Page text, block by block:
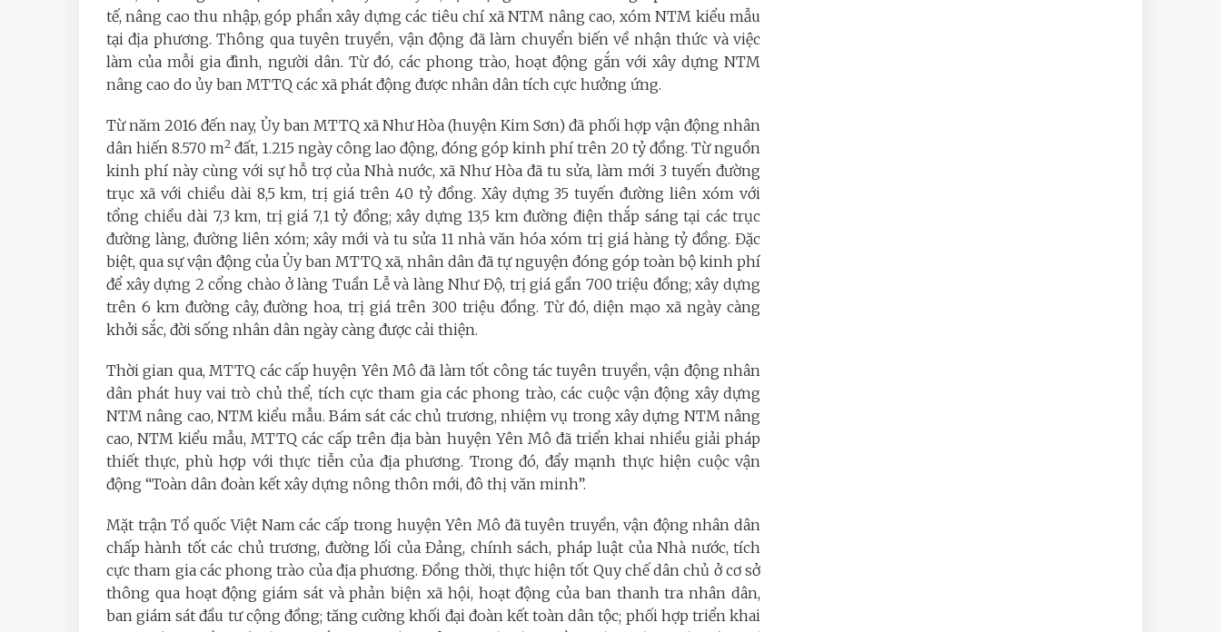
tế, nâng cao thu nhập, góp phần xây dựng các tiêu chí xã NTM nâng cao, xóm NTM kiểu mẫu
tại địa phương. Thông qua tuyên truyền, vận động đã làm chuyển biến về nhận thức và việc
làm của mỗi gia đình, người dân. Từ đó, các phong trào, hoạt động gắn với xây dựng NTM
nâng cao do ủy ban MTTQ các xã phát động được nhân dân tích cực hưởng ứng.
Từ năm 2016 đến nay, Ủy ban MTTQ xã Như Hòa (huyện Kim Sơn) đã phối hợp vận động nhân
dân hiến 8.570 m2 đất, 1.215 ngày công lao động, đóng góp kinh phí trên 20 tỷ đồng. Từ nguồn
kinh phí này cùng với sự hỗ trợ của Nhà nước, xã Như Hòa đã tu sửa, làm mới 3 tuyến đường
trục xã với chiều dài 8,5 km, trị giá trên 40 tỷ đồng. Xây dựng 35 tuyến đường liên xóm với
tổng chiều dài 7,3 km, trị giá 7,1 tỷ đồng; xây dựng 13,5 km đường điện thắp sáng tại các trục
đường làng, đường liên xóm; xây mới và tu sửa 11 nhà văn hóa xóm trị giá hàng tỷ đồng. Đặc
biệt, qua sự vận động của Ủy ban MTTQ xã, nhân dân đã tự nguyện đóng góp toàn bộ kinh phí
để xây dựng 2 cổng chào ở làng Tuần Lễ và làng Như Độ, trị giá gần 700 triệu đồng; xây dựng
trên 6 km đường cây, đường hoa, trị giá trên 300 triệu đồng. Từ đó, diện mạo xã ngày càng
khởi sắc, đời sống nhân dân ngày càng được cải thiện.
Thời gian qua, MTTQ các cấp huyện Yên Mô đã làm tốt công tác tuyên truyền, vận động nhân
dân phát huy vai trò chủ thể, tích cực tham gia các phong trào, các cuộc vận động xây dựng
NTM nâng cao, NTM kiểu mẫu. Bám sát các chủ trương, nhiệm vụ trong xây dựng NTM nâng
cao, NTM kiểu mẫu, MTTQ các cấp trên địa bàn huyện Yên Mô đã triển khai nhiều giải pháp
thiết thực, phù hợp với thực tiễn của địa phương. Trong đó, đẩy mạnh thực hiện cuộc vận
động “Toàn dân đoàn kết xây dựng nông thôn mới, đô thị văn minh”.
Mặt trận Tổ quốc Việt Nam các cấp trong huyện Yên Mô đã tuyên truyền, vận động nhân dân
chấp hành tốt các chủ trương, đường lối của Đảng, chính sách, pháp luật của Nhà nước, tích
cực tham gia các phong trào của địa phương. Đồng thời, thực hiện tốt Quy chế dân chủ ở cơ sở
thông qua hoạt động giám sát và phản biện xã hội, hoạt động của ban thanh tra nhân dân,
ban giám sát đầu tư cộng đồng; tăng cường khối đại đoàn kết toàn dân tộc; phối hợp triển khai